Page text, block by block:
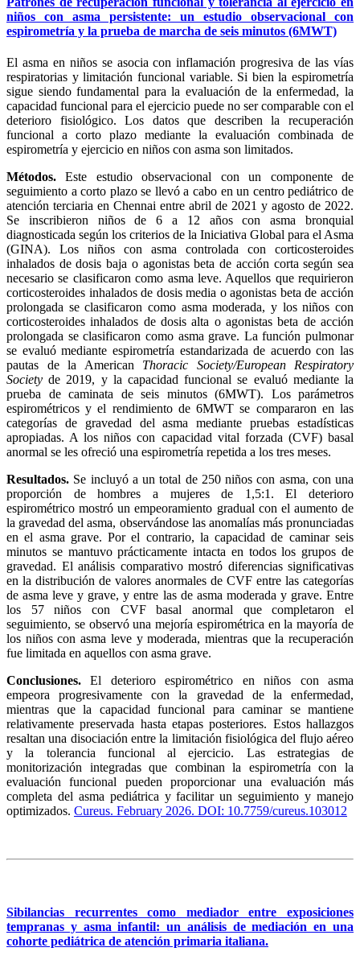
niños con asma persistente: un estudio observacional con
espirometría y la prueba de marcha de seis minutos (6MWT)
El asma en niños se asocia con inflamación progresiva de las vías
respiratorias y limitación funcional variable. Si bien la espirometría
sigue siendo fundamental para la evaluación de la enfermedad, la
capacidad funcional para el ejercicio puede no ser comparable con el
deterioro fisiológico. Los datos que describen la recuperación
funcional a corto plazo mediante la evaluación combinada de
espirometría y ejercicio en niños con asma son limitados.
Métodos.Este estudio observacional con un componente de
seguimiento a corto plazo se llevó a cabo en un centro pediátrico de
atención terciaria en Chennai entre abril de 2021 y agosto de 2022.
Se inscribieron niños de 6 a 12 años con asma bronquial
diagnosticada según los criterios de la Iniciativa Global para el Asma
(GINA). Los niños con asma controlada con corticosteroides
inhalados de dosis baja o agonistas beta de acción corta según sea
necesario se clasificaron como asma leve. Aquellos que requirieron
corticosteroides inhalados de dosis media o agonistas beta de acción
prolongada se clasificaron como asma moderada, y los niños con
corticosteroides inhalados de dosis alta o agonistas beta de acción
prolongada se clasificaron como asma grave. La función pulmonar
se evaluó mediante espirometría estandarizada de acuerdo con las
pautas de la American Thoracic Society/European Respiratory
Society de 2019, y la capacidad funcional se evaluó mediante la
prueba de caminata de seis minutos (6MWT). Los parámetros
espirométricos y el rendimiento de 6MWT se compararon en las
categorías de gravedad del asma mediante pruebas estadísticas
apropiadas. A los niños con capacidad vital forzada (CVF) basal
anormal se les ofreció una espirometría repetida a los tres meses.
Resultados. Se incluyó a un total de 250 niños con asma, con una
proporción de hombres a mujeres de 1,5:1. El deterioro
espirométrico mostró un empeoramiento gradual con el aumento de
la gravedad del asma, observándose las anomalías más pronunciadas
en el asma grave. Por el contrario, la capacidad de caminar seis
minutos se mantuvo prácticamente intacta en todos los grupos de
gravedad. El análisis comparativo mostró diferencias significativas
en la distribución de valores anormales de CVF entre las categorías
de asma leve y grave, y entre las de asma moderada y grave. Entre
los 57 niños con CVF basal anormal que completaron el
seguimiento, se observó una mejoría espirométrica en la mayoría de
los niños con asma leve y moderada, mientras que la recuperación
fue limitada en aquellos con asma grave.
Conclusiones.El deterioro espirométrico en niños con asma
empeora progresivamente con la gravedad de la enfermedad,
mientras que la capacidad funcional para caminar se mantiene
relativamente preservada hasta etapas posteriores. Estos hallazgos
resaltan una disociación entre la limitación fisiológica del flujo aéreo
y la tolerancia funcional al ejercicio. Las estrategias de
monitorización integradas que combinan la espirometría con la
evaluación funcional pueden proporcionar una evaluación más
completa del asma pediátrica y facilitar un seguimiento y manejo
optimizados. Cureus. February 2026. DOI: 10.7759/cureus.103012
Sibilancias recurrentes como mediador entre exposiciones
tempranas y asma infantil: un análisis de mediación en una
cohorte pediátrica de atención primaria italiana.